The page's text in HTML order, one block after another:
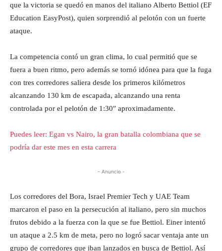
que la victoria se quedó en manos del italiano Alberto Bettiol (EF
Education EasyPost), quien sorprendió al pelotón con un fuerte
ataque.
La competencia contó un gran clima, lo cual permitió que se
fuera a buen ritmo, pero además se tornó idónea para que la fuga
con tres corredores saliera desde los primeros kilómetros
alcanzando 130 km de escapada, alcanzando una renta
controlada por el pelotón de 1:30″ aproximadamente.
Puedes leer: Egan vs Nairo, la gran batalla colombiana que se
podría dar este mes en esta carrera
- Anuncio -
Los corredores del Bora, Israel Premier Tech y UAE Team
marcaron el paso en la persecución al italiano, pero sin muchos
frutos debido a la fuerza con la que se fue Bettiol. Einer intentó
un ataque a 2.5 km de meta, pero no logró sacar ventaja ante un
grupo de corredores que iban lanzados en busca de Bettiol. Así